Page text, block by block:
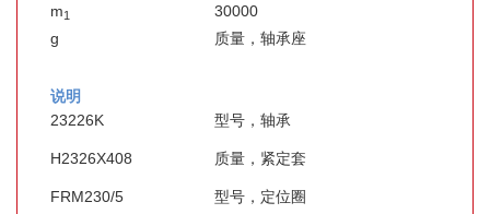
m1
30000
g
质量，轴承座
说明
23226K
型号，轴承
H2326X408 质量，紧定套
FRM230/5 型号，定位圈